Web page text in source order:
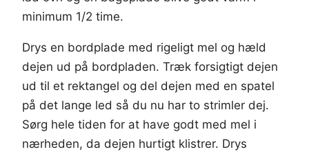
minimum 1/2 time.
Drys en bordplade med rigeligt mel og hæld
dejen ud på bordpladen. Træk forsigtigt dejen
ud til et rektangel og del dejen med en spatel
på det lange led så du nu har to strimler dej.
Sørg hele tiden for at have godt med mel i
nærheden, da dejen hurtigt klistrer. Drys